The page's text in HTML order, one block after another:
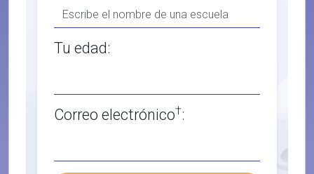
Tu edad:
Correo electrónico†: